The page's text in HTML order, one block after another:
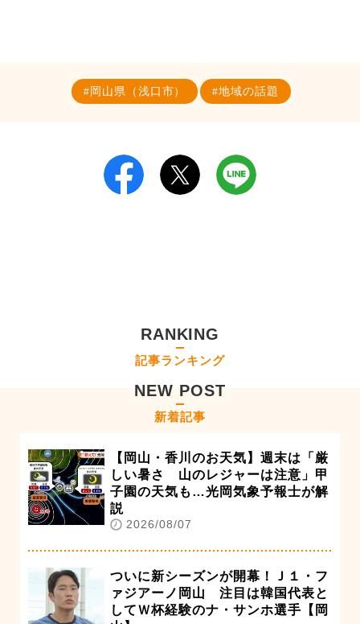
岡山県（浅口市） 地域の話題
RANKING
記事ランキング
NEW POST
新着記事
【岡山・香川のお天気】週末は「厳
しい暑さ 山のレジャーは注意」甲
子園の天気も…光岡気象予報士が解
説
2026/08/07
ついに新シーズンが開幕！Ｊ１・フ
ァジアーノ岡山 注目は韓国代表と
してＷ杯経験のナ・サンホ選手【岡